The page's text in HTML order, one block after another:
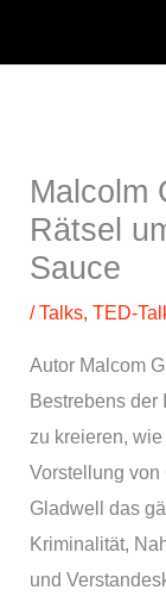
Malcolm
Rätsel
Sauce
/Talks,TED-
Autor Malcom
Bestrebens der
zu kreieren,
Vorstellung
Gladwell das
Kriminalität,
und